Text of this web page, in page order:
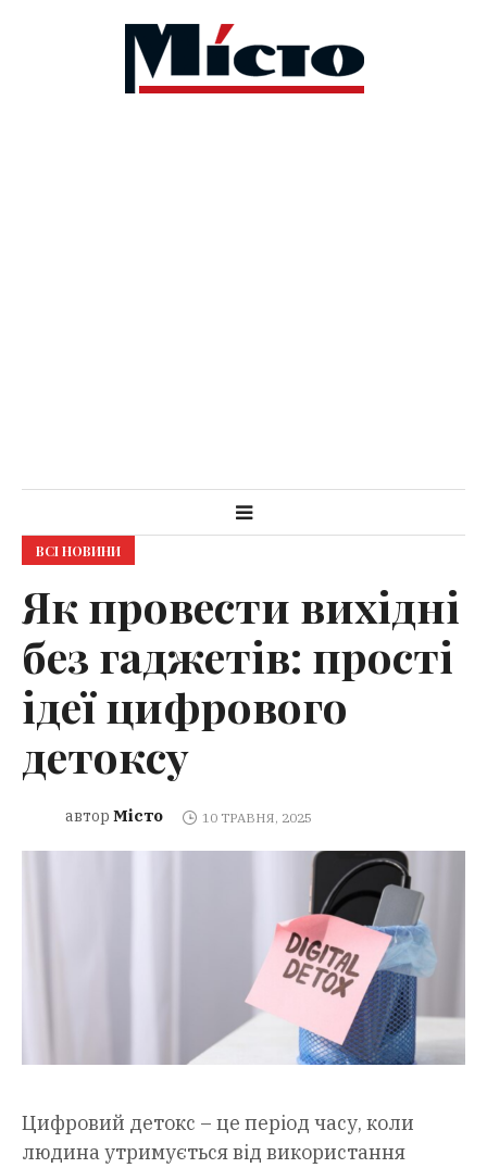
ВСІ НОВИНИ
Як провести вихідні
без гаджетів: прості
ідеї цифрового
детоксу
автор Місто 10 ТРАВНЯ, 2025
Цифровий детокс – це період часу, коли
людина утримується від використання